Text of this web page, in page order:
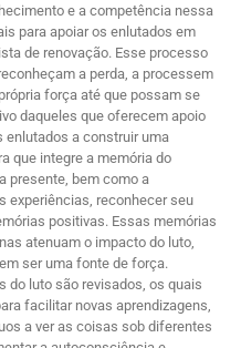
e a competência nessa
para apoiar os enlutados em
de renovação. Esse processo
a perda, a processem
força até que possam se
daqueles que oferecem apoio
enlutados a construir uma
que integre a memória do
presente, bem como a
experiências, reconhecer seu
positivas. Essas memórias
atenuam o impacto do luto,
ser uma fonte de força.
do luto são revisados, os quais
facilitar novas aprendizagens,
a ver as coisas sob diferentes